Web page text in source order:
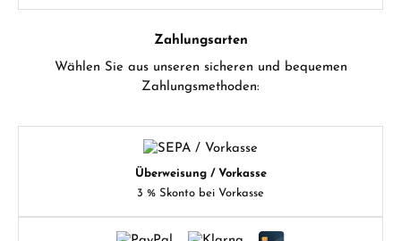
Zahlungsarten
Wählen Sie aus unseren sicheren und bequemen
Zahlungsmethoden:
Überweisung / Vorkasse
3 % Skonto bei Vorkasse